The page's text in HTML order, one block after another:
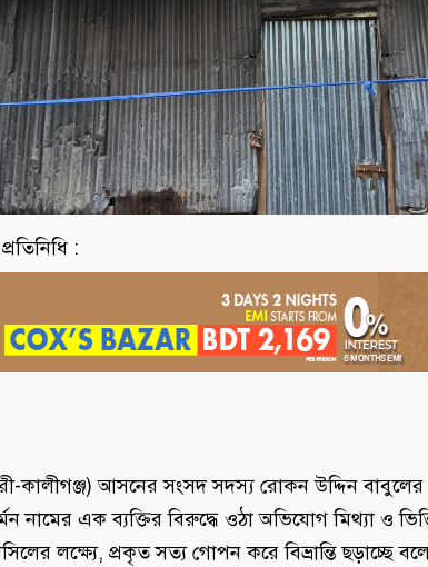
:
কালীগঞ্জ) আসনের সংসদ সদস্য রোকন উদ্দিন
নামের এক ব্যক্তির বিরুদ্ধে ওঠা অভিযোগ মিথ্যা ও
লক্ষ্যে, প্রকৃত সত্য গোপন করে বিভ্রান্তি ছড়াচ্ছে বলে